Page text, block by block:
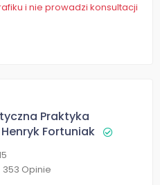
i nie prowadzi konsultacji
Praktyka
Fortuniak
353 Opinie